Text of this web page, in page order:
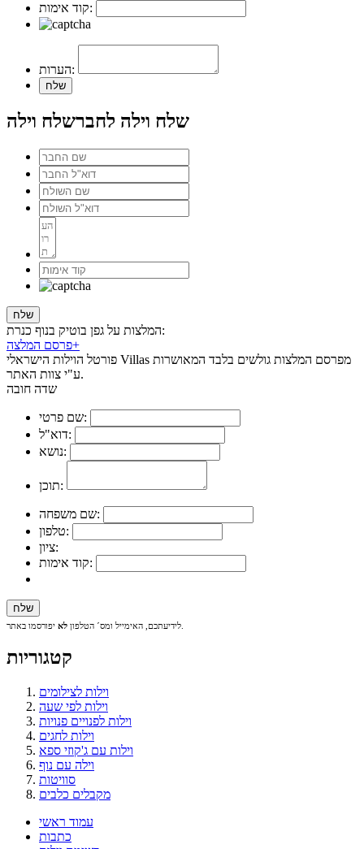
קוד אימות:
הערות:
שלח וילה לחברשלח וילה
המלצות על גפן בוטיק בנוף כנרת:
פרסם המלצה+
פורטל הוילות הישראלי Villas מפרסם המלצות גולשים בלבד המאושרות
ע"י צוות האתר.
שדה חובה
שם פרטי:
דוא"ל:
נושא:
תוכן:
שם משפחה:
טלפון:
ציון:
קוד אימות:
לידיעתכם, האימייל ומס´ הטלפון לא
קטגוריות
וילות לצילומים
וילות לפי שעה
וילות לפנויים פנויות
וילות לחגים
וילות עם ג'קוזי ספא
וילה עם נוף
סוויטות
מקבלים כלבים
עמוד ראשי
כתבות